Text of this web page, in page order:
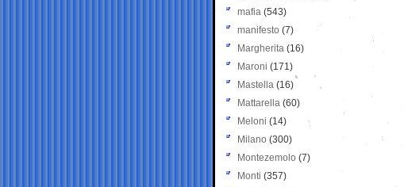
mafia (543)
manifesto (7)
Margherita (16)
Maroni (171)
Mastella (16)
Mattarella (60)
Meloni (14)
Milano (300)
Montezemolo (7)
Monti (357)